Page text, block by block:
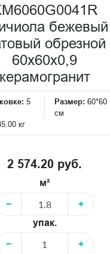
бежевый
обрезной
60x60x0,9
керамогранит
5
Размер: 60*60
см
кг
2 574.20 руб.
м²
−
+
упак.
−
+